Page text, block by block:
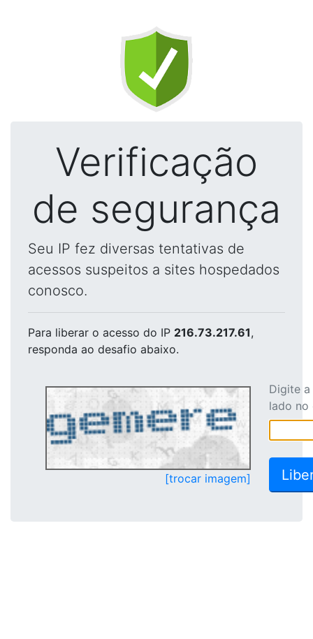
Verificação
de segurança
Seu IP fez diversas tentativas de
acessos suspeitos a sites hospedados
conosco.
Para liberar o acesso do IP 216.73.217.61,
responda ao desafio abaixo.
[trocar imagem]
Digite
lado no